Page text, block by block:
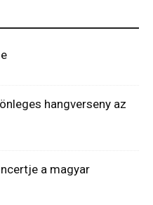
hangverseny az
a magyar